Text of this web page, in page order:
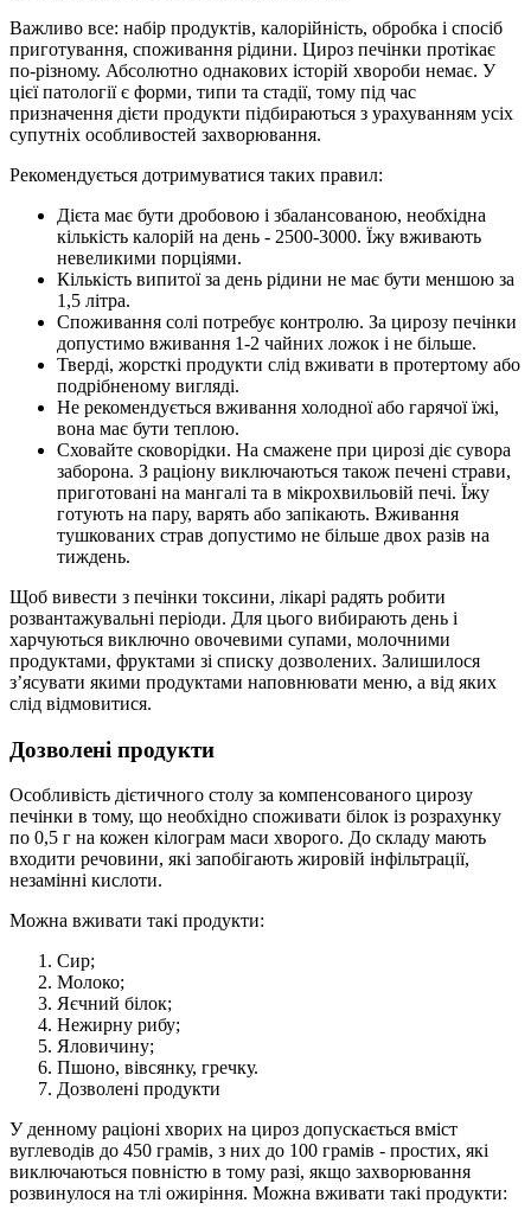
Важливо все: набір продуктів, калорійність, обробка і спосіб
приготування, споживання рідини. Цироз печінки протікає
по-різному. Абсолютно однакових історій хвороби немає. У
цієї патології є форми, типи та стадії, тому під час
призначення дієти продукти підбираються з урахуванням усіх
супутніх особливостей захворювання.
Рекомендується дотримуватися таких правил:
Дієта має бути дробовою і збалансованою, необхідна
кількість калорій на день - 2500-3000. Їжу вживають
невеликими порціями.
Кількість випитої за день рідини не має бути меншою за
1,5 літра.
Споживання солі потребує контролю. За цирозу печінки
допустимо вживання 1-2 чайних ложок і не більше.
Тверді, жорсткі продукти слід вживати в протертому або
подрібненому вигляді.
Не рекомендується вживання холодної або гарячої їжі,
вона має бути теплою.
Сховайте сковорідки. На смажене при цирозі діє сувора
заборона. З раціону виключаються також печені страви,
приготовані на мангалі та в мікрохвильовій печі. Їжу
готують на пару, варять або запікають. Вживання
тушкованих страв допустимо не більше двох разів на
тиждень.
Щоб вивести з печінки токсини, лікарі радять робити
розвантажувальні періоди. Для цього вибирають день і
харчуються виключно овочевими супами, молочними
продуктами, фруктами зі списку дозволених. Залишилося
з’ясувати якими продуктами наповнювати меню, а від яких
слід відмовитися.
Дозволені продукти
Особливість дієтичного столу за компенсованого цирозу
печінки в тому, що необхідно споживати білок із розрахунку
по 0,5 г на кожен кілограм маси хворого. До складу мають
входити речовини, які запобігають жировій інфільтрації,
незамінні кислоти.
Можна вживати такі продукти:
Сир;
Молоко;
Яєчний білок;
Нежирну рибу;
Яловичину;
Пшоно, вівсянку, гречку.
Дозволені продукти
У денному раціоні хворих на цироз допускається вміст
вуглеводів до 450 грамів, з них до 100 грамів - простих, які
виключаються повністю в тому разі, якщо захворювання
розвинулося на тлі ожиріння. Можна вживати такі продукти: